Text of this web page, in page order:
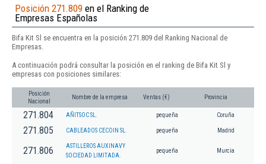
Posición 271.809 en el Ranking de
Empresas Españolas
Bifa Kit Sl se encuentra en la posición 271.809 del Ranking Nacional de
Empresas.
A continuación podrá consultar la posición en el ranking de Bifa Kit Sl y
empresas con posiciones similares:
Posición
Nacional
Nombre de la empresa Ventas (€) Provincia
271.804 AÑITSOC SL. pequeña Coruña
271.805 CABLEADOS CECOIN SL. pequeña Madrid
271.806
ASTILLEROS AUXINAVY
SOCIEDAD LIMITADA.
pequeña Murcia